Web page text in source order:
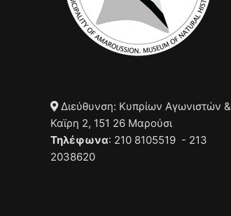
Διεύθυνση: Κυπρίων Αγωνιστών &
Καϊρη 2, 151 26 Μαρούσι
Τηλέφωνα: 210 8105519 - 213
2038620